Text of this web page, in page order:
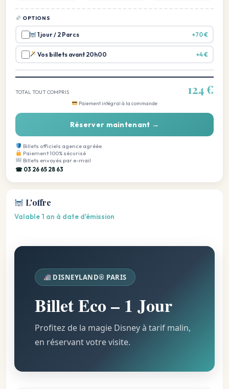
L'offre
Valable 1 an à date d'émission
DISNEYLAND® PARIS
Billet Eco – 1 Jour
Profitez de la magie Disney à tarif malin,
en réservant votre visite.
OPTIONS
1 jour / 2 Parcs +70 €
Vos billets avant 20h00 +4 €
TOTAL TOUT COMPRIS 124 €
Paiement intégral à la commande
Réserver maintenant →
Billets officiels agence agréée
Paiement 100% sécurisé
Billets envoyés par e-mail
☎ 03 26 65 28 63